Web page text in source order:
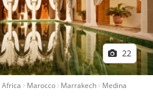
22
Africa Marocco Marrakech Medina